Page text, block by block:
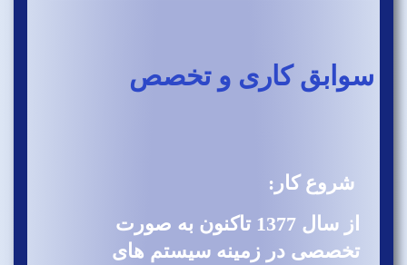
سوابق کاری و تخصص
شروع کار:
از سال 1377 تاکنون به صورت
تخصصی در زمینه سیستم های